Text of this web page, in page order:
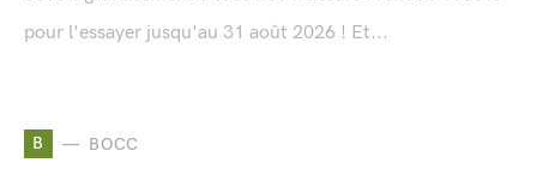
pour l'essayer jusqu'au 31 août 2026 ! Et...
B BOCC